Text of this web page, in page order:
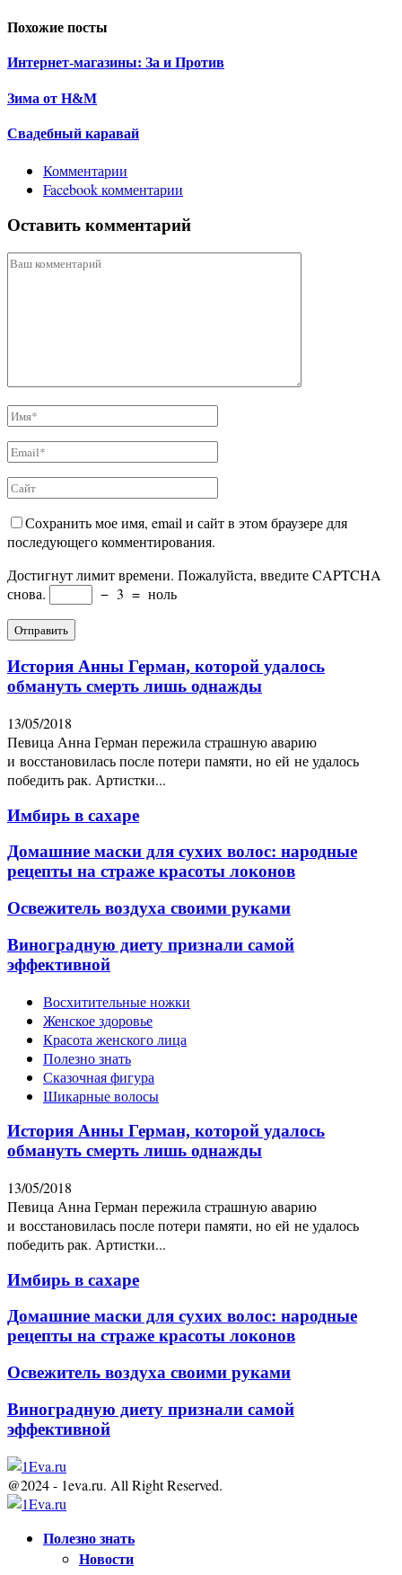
Похожие посты
Интернет-магазины: За и Против
Зима от H&M
Свадебный каравай
Комментарии
Facebook комментарии
Оставить комментарий
Сохранить мое имя, email и сайт в этом браузере для
последующего комментирования.
Достигнут лимит времени. Пожалуйста, введите CAPTCHA
снова.
− 3 = ноль
История Анны Герман, которой удалось
обмануть смерть лишь однажды
13/05/2018
Певица Анна Герман пережила страшную аварию
и восстановилась после потери памяти, но ей не удалось
победить рак. Артистки...
Имбирь в сахаре
Домашние маски для сухих волос: народные
рецепты на страже красоты локонов
Освежитель воздуха своими руками
Виноградную диету признали самой
эффективной
Восхитительные ножки
Женское здоровье
Красота женского лица
Полезно знать
Сказочная фигура
Шикарные волосы
История Анны Герман, которой удалось
обмануть смерть лишь однажды
13/05/2018
Певица Анна Герман пережила страшную аварию
и восстановилась после потери памяти, но ей не удалось
победить рак. Артистки...
Имбирь в сахаре
Домашние маски для сухих волос: народные
рецепты на страже красоты локонов
Освежитель воздуха своими руками
Виноградную диету признали самой
эффективной
@2024 - 1eva.ru. All Right Reserved.
Полезно знать
Новости